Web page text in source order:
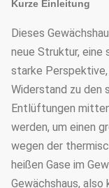
Kurze Einleitung
Dieses
neue Struktur, eine
starke Perspektive,
Widerstand zu den
Entlüftungen
werden, um einen
wegen der
heißen Gase im
Gewächshaus,